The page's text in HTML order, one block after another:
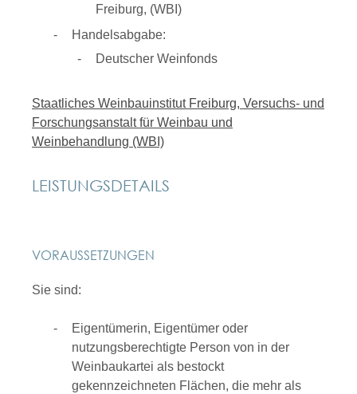
Freiburg, (WBI)
Handelsabgabe:
Deutscher Weinfonds
Staatliches Weinbauinstitut Freiburg, Versuchs- und
Forschungsanstalt für Weinbau und
Weinbehandlung (WBI)
LEISTUNGSDETAILS
VORAUSSETZUNGEN
Sie sind:
Eigentümerin, Eigentümer oder
nutzungsberechtigte Person von in der
Weinbaukartei als bestockt
gekennzeichneten Flächen, die mehr als